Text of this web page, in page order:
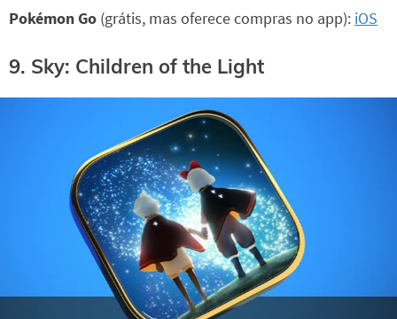
Pokémon Go (grátis, mas oferece compras no app): iOS
9. Sky: Children of the Light